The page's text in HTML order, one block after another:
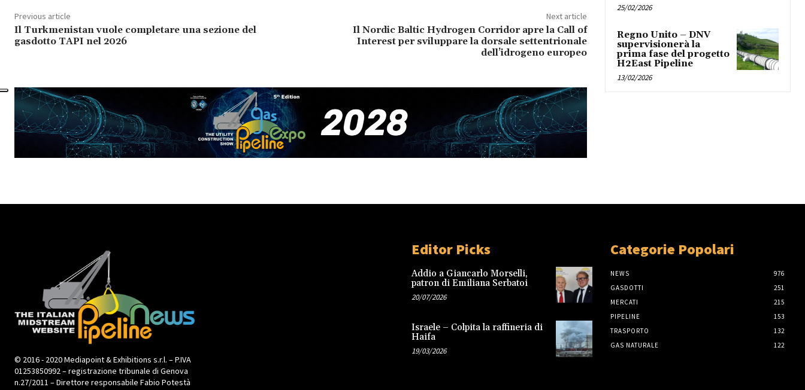
Previous article
Il Turkmenistan vuole completare una sezione del
gasdotto TAPI nel 2026
Next article
Il Nordic Baltic Hydrogen Corridor apre la Call of
Interest per sviluppare la dorsale settentrionale
dell’idrogeno europeo
25/02/2026
Regno Unito – DNV
supervisionerà la
prima fase del progetto
H2East Pipeline
13/02/2026
© 2016 - 2020 Mediapoint & Exhibitions s.r.l. – P.IVA
01253850992 – registrazione tribunale di Genova
n.27/2011 – Direttore responsabile Fabio Potestà
Editor Picks
Addio a Giancarlo Morselli,
patron di Emiliana Serbatoi
20/07/2026
Israele – Colpita la raffineria di
Haifa
19/03/2026
Categorie Popolari
NEWS
976
GASDOTTI
251
MERCATI
215
PIPELINE
153
TRASPORTO
132
GAS NATURALE
122